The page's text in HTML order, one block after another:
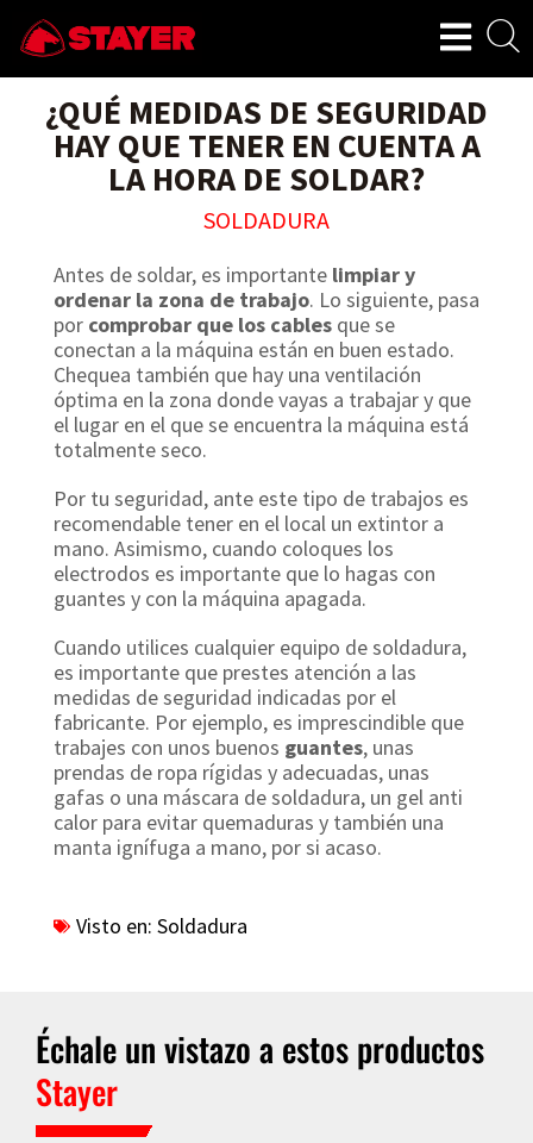
¿QUÉ MEDIDAS DE SEGURIDAD
HAY QUE TENER EN CUENTA A
LA HORA DE SOLDAR?
SOLDADURA
Antes de soldar, es importante limpiar y
ordenar la zona de trabajo. Lo siguiente, pasa
por comprobar que los cables que se
conectan a la máquina están en buen estado.
Chequea también que hay una ventilación
óptima en la zona donde vayas a trabajar y que
el lugar en el que se encuentra la máquina está
totalmente seco.
Por tu seguridad, ante este tipo de trabajos es
recomendable tener en el local un extintor a
mano. Asimismo, cuando coloques los
electrodos es importante que lo hagas con
guantes y con la máquina apagada.
Cuando utilices cualquier equipo de soldadura,
es importante que prestes atención a las
medidas de seguridad indicadas por el
fabricante. Por ejemplo, es imprescindible que
trabajes con unos buenos guantes, unas
prendas de ropa rígidas y adecuadas, unas
gafas o una máscara de soldadura, un gel anti
calor para evitar quemaduras y también una
manta ignífuga a mano, por si acaso.
Visto en: Soldadura
Échale un vistazo a estos productos
Stayer